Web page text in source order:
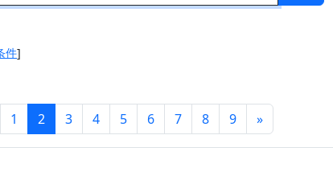
件]
1 2 3 4 5 6 7 8 9 »